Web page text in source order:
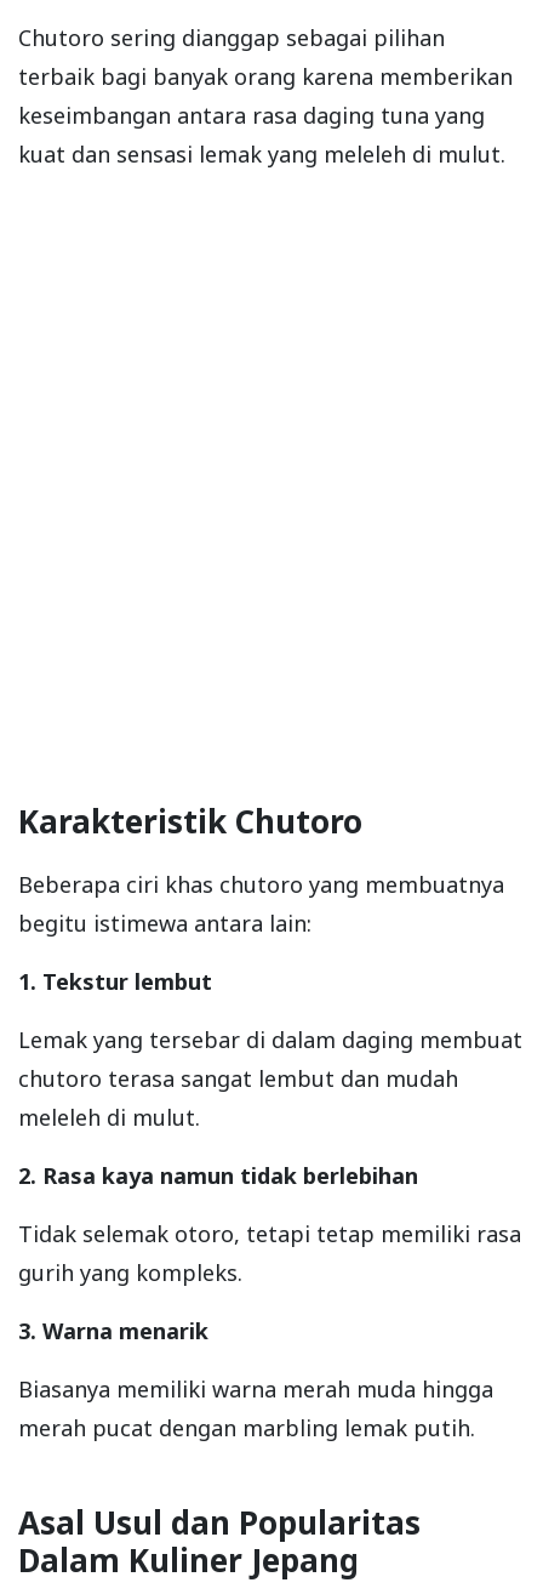
Chutoro sering dianggap sebagai pilihan
terbaik bagi banyak orang karena memberikan
keseimbangan antara rasa daging tuna yang
kuat dan sensasi lemak yang meleleh di mulut.
Karakteristik Chutoro
Beberapa ciri khas chutoro yang membuatnya
begitu istimewa antara lain:
1. Tekstur lembut
Lemak yang tersebar di dalam daging membuat
chutoro terasa sangat lembut dan mudah
meleleh di mulut.
2. Rasa kaya namun tidak berlebihan
Tidak selemak otoro, tetapi tetap memiliki rasa
gurih yang kompleks.
3. Warna menarik
Biasanya memiliki warna merah muda hingga
merah pucat dengan marbling lemak putih.
Asal Usul dan Popularitas
Dalam Kuliner Jepang